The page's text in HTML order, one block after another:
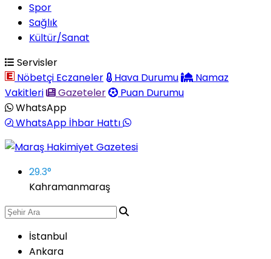
Spor
Sağlık
Kültür/Sanat
Servisler
Nöbetçi Eczaneler
Hava Durumu
Namaz
Vakitleri
Gazeteler
Puan Durumu
WhatsApp
WhatsApp İhbar Hattı
29.3°
Kahramanmaraş
İstanbul
Ankara